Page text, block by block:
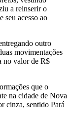
a reinserir o
seu acesso ao
outro
movimentações
no valor de R$
que o
na cidade de Nova
cinza, sentido Pará